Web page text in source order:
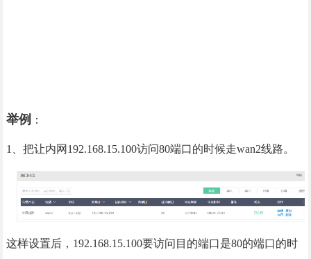
举例 ：
1、把让内网192.168.15.100访问80端口的时候走wan2线路。
这样设置后，192.168.15.100要访问目的端口是80的端口的时